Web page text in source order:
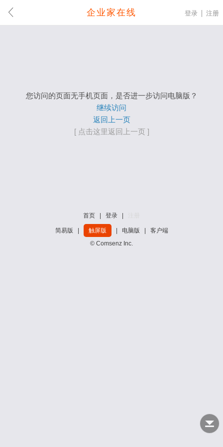
企业家在线 登录 注册
您访问的页面无手机页面，是否进一步访问电脑版？
继续访问
返回上一页
[ 点击这里返回上一页 ]
首页 登录
简易版 触屏版 电脑版
客户端
© Comsenz Inc.